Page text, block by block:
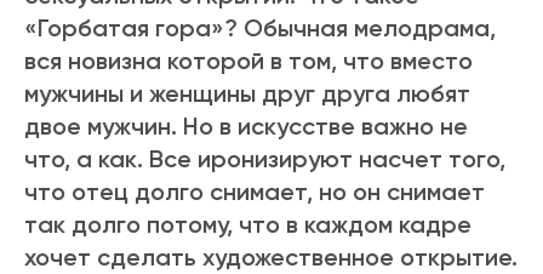
«Горбатая гора»? Обычная мелодрама,
вся новизна которой в том, что вместо
мужчины и женщины друг друга любят
двое мужчин. Но в искусстве важно не
что, а как. Все иронизируют насчет того,
что отец долго снимает, но он снимает
так долго потому, что в каждом кадре
хочет сделать художественное открытие.